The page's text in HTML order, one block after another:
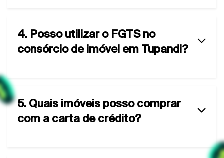
4. Posso utilizar o FGTS no
consórcio de imóvel em Tupandi?
5. Quais imóveis posso comprar
com a carta de crédito?